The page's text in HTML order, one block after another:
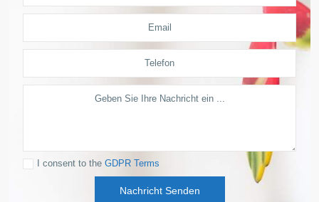
I consent to the GDPR Terms
Nachricht Senden